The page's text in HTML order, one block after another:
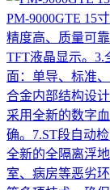
PM-9000GTE 15
精度高、质量可
TFT液晶显示。3.
面：单导、标准
合金内部结构设
采用全新的数字
确。7.ST段自动
全新的全隔离浮
室、病房等恶劣